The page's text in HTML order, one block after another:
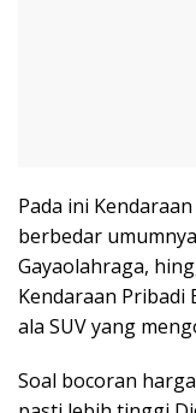
Pada ini
berbedar
Gayaolahraga,
Kendaraan
ala SUV yang
Soal bocoran